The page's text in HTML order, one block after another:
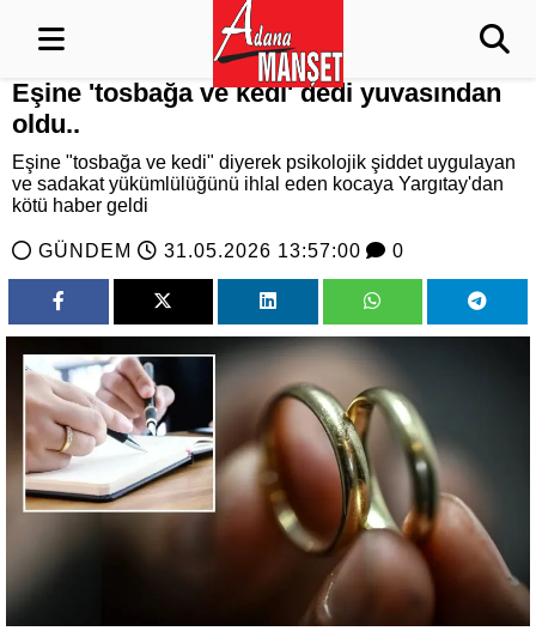
Eşine 'tosbağa ve kedi' dedi yuvasından
oldu..
Eşine "tosbağa ve kedi" diyerek psikolojik şiddet uygulayan
ve sadakat yükümlülüğünü ihlal eden kocaya Yargıtay'dan
kötü haber geldi
GÜNDEM 31.05.2026 13:57:00 0